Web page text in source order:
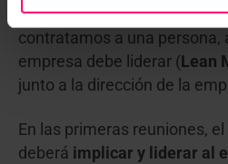
Tanto si trabajamos con
contratamos a una persona,
empresa debe liderar ( Lean
junto a la dirección de la
En las primeras reuniones,
deberá implicar y liderar al